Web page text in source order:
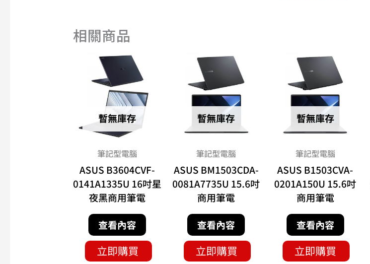
相關商品
暫無庫存
筆記型電腦
ASUS B3604CVF-
0141A1335U 16吋星
夜黑商用筆電
查看內容
立即購買
暫無庫存
筆記型電腦
ASUS BM1503CDA-
0081A7735U 15.6吋
商用筆電
查看內容
立即購買
暫無庫存
筆記型電腦
ASUS B1503CVA-
0201A150U 15.6吋
商用筆電
查看內容
立即購買